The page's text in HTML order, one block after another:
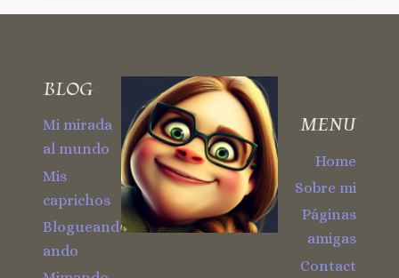
BLOG
Mi mirada
al mundo
Mis
caprichos
Blogueando
ando
MENU
Home
Sobre mi
Páginas
amigas
Contact